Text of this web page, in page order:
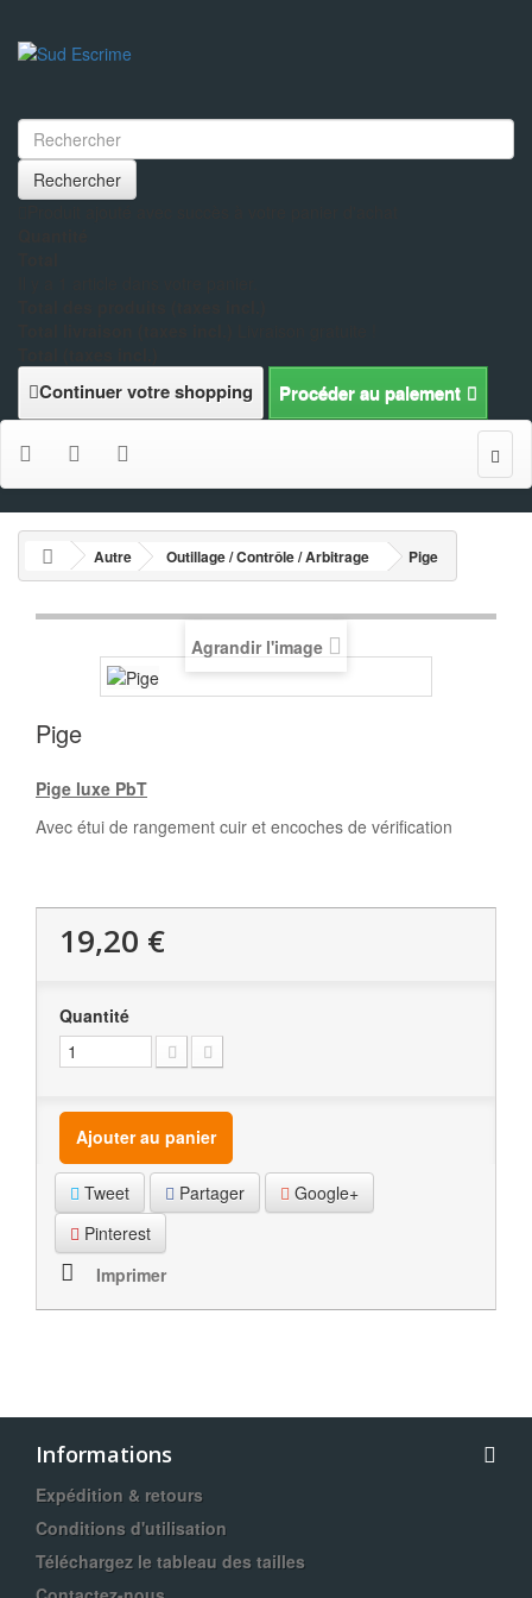
Rechercher
Continuer votre shopping Procéder au paiement
Autre Outillage / Contrôle / Arbitrage Pige
Agrandir l'image
Pige
Pige luxe PbT
Avec étui de rangement cuir et encoches de vérification
19,20 €
Quantité
Ajouter au panier
Tweet Partager
Google+
Pinterest
Imprimer
Informations
Expédition & retours
Conditions d'utilisation
Téléchargez le tableau des tailles